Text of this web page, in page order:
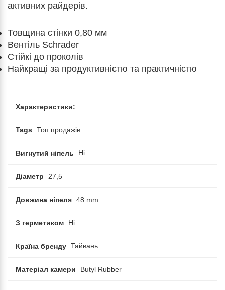
активних райдерів.
Товщина стінки 0,80 мм
Вентіль Schrader
Стійкі до проколів
Найкращі за продуктивністю та практичністю
Характеристики:
Tags Топ продажів
Вигнутий ніпель Ні
Діаметр 27,5
Довжина ніпеля 48 mm
З герметиком Ні
Країна бренду Тайвань
Матеріал камери Butyl Rubber